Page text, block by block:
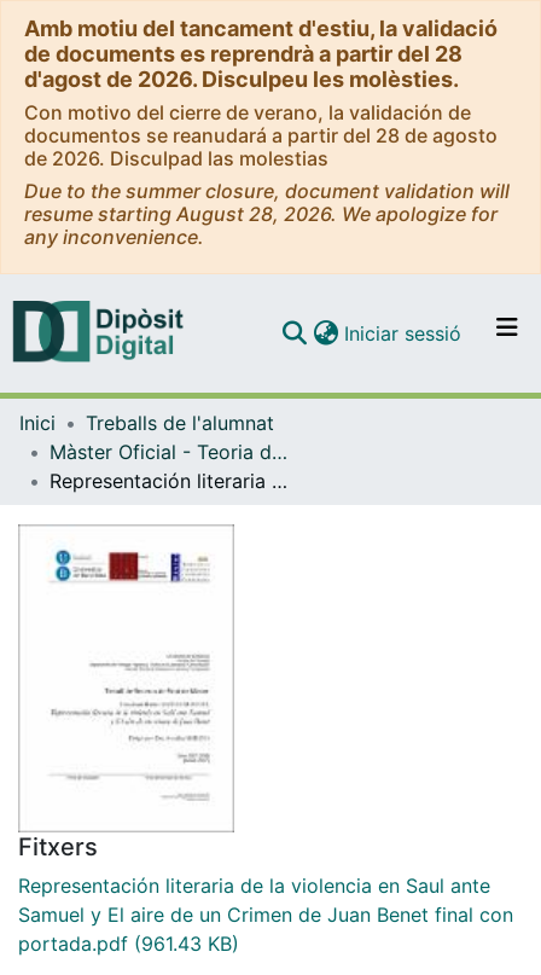
Amb motiu del tancament d'estiu, la validació
de documents es reprendrà a partir del 28
d'agost de 2026. Disculpeu les molèsties.
Con motivo del cierre de verano, la validación de
documentos se reanudará a partir del 28 de agosto
de 2026. Disculpad las molestias
Due to the summer closure, document validation will
resume starting August 28, 2026. We apologize for
any inconvenience.
Navega per tot el DD
Iniciar sessió (current)
Inici
Treballs de l'alumnat
Màster Oficial - Teoria de la Literatura i Literatura Comparada
Representación literaria de la violencia en Saúl ante Samuel y El aire de un crimen de Juan Benet
Fitxers
Representación literaria de la violencia en Saul ante
Samuel y El aire de un Crimen de Juan Benet final con
portada.pdf (961.43 KB)